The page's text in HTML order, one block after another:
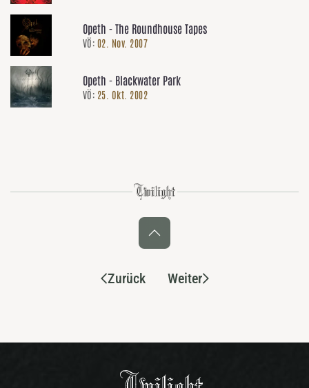
Opeth - The Roundhouse Tapes
VÖ: 02. Nov. 2007
Opeth - Blackwater Park
VÖ: 25. Okt. 2002
Zurück Weiter